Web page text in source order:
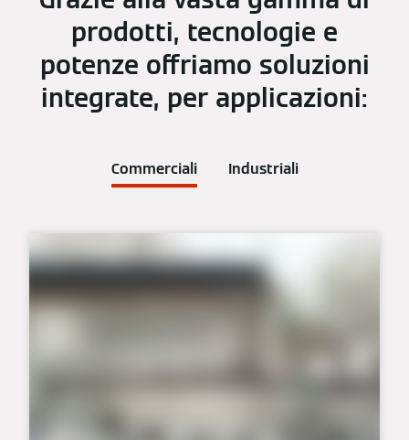
prodotti, tecnologie e
potenze offriamo soluzioni
integrate, per applicazioni:
Commerciali Industriali